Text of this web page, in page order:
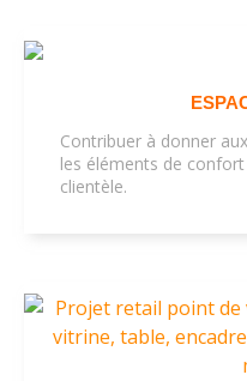
Contribuer à donner
les éléments de
clientèle.